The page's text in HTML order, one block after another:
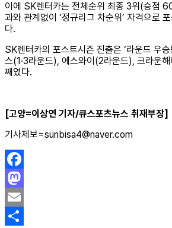
이에 SK렌터카는 전체순위 최종 3위(승점
과와 관계없이 ‘정규리그 차순위’ 자격으로
다.
SK렌터카의 포스트시즌 진출은 ‘라운드 우
스(1·3라운드), 에스와이(2라운드), 크라운
째였다.
[고양=이상연 기자/큐스포츠뉴스 취재부장]
기사제보=sunbisa4@naver.com
Facebook
Mastodon
Email